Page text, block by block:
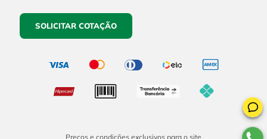
SOLICITAR COTAÇÃO
Preços e condições exclusivos para o site